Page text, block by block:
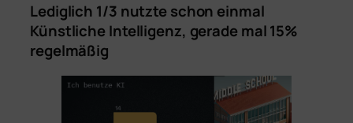
Lediglich 1/3 nutzte schon einmal
Künstliche Intelligenz, gerade mal 15%
regelmäßig